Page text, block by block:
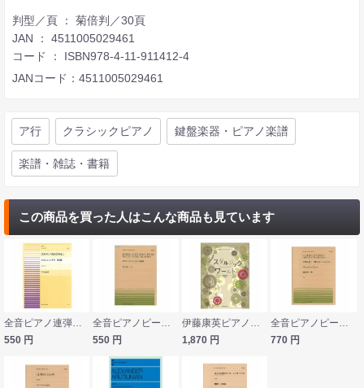
判型／頁 ： 菊倍判／30頁
JAN ： 4511005029461
コード ： ISBN978-4-11-911412-4
JANコード：4511005029461
ア行 クラシックピアノ 鍵盤楽器・ピアノ楽譜
楽譜・雑誌・書籍
この商品を買った人はこんな商品も見ています
550 円
550 円
1,870 円
770 円